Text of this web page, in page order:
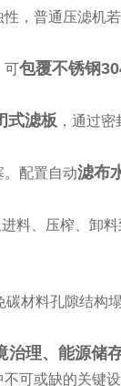
，普通压滤机
可包覆不锈钢
式滤板 ，通过
配置自动滤布
料、压榨、卸
材料孔隙结构
治理、能源储
可或缺的关键